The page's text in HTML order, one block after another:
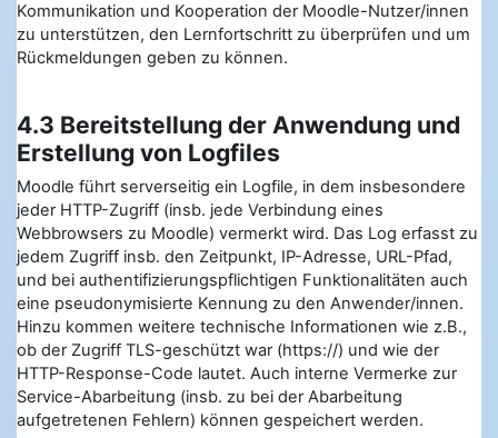
Kommunikation und Kooperation der Moodle-Nutzer/innen
zu unterstützen, den Lernfortschritt zu überprüfen und um
Rückmeldungen geben zu können.
4.3 Bereitstellung der Anwendung und
Erstellung von Logfiles
Moodle führt serverseitig ein Logfile, in dem insbesondere
jeder HTTP-Zugriff (insb. jede Verbindung eines
Webbrowsers zu Moodle) vermerkt wird. Das Log erfasst zu
jedem Zugriff insb. den Zeitpunkt, IP-Adresse, URL-Pfad,
und bei authentifizierungspflichtigen Funktionalitäten auch
eine pseudonymisierte Kennung zu den Anwender/innen.
Hinzu kommen weitere technische Informationen wie z.B.,
ob der Zugriff TLS-geschützt war (https://) und wie der
HTTP-Response-Code lautet. Auch interne Vermerke zur
Service-Abarbeitung (insb. zu bei der Abarbeitung
aufgetretenen Fehlern) können gespeichert werden.